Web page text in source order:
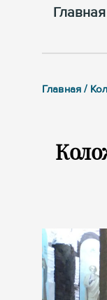
Главная
Главная /